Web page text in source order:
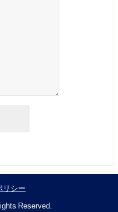
リシー
Reserved.